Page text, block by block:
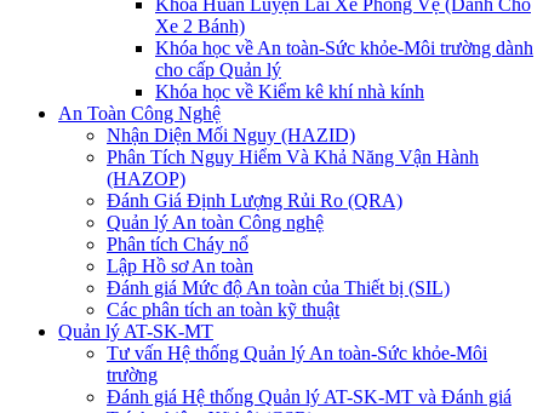
Khóa Huấn Luyện Lái Xe Phòng Vệ (Dành Cho
Xe 2 Bánh)
Khóa học về An toàn-Sức khỏe-Môi trường dành
cho cấp Quản lý
Khóa học về Kiểm kê khí nhà kính
An Toàn Công Nghệ
Nhận Diện Mối Nguy (HAZID)
Phân Tích Nguy Hiểm Và Khả Năng Vận Hành
(HAZOP)
Đánh Giá Định Lượng Rủi Ro (QRA)
Quản lý An toàn Công nghệ
Phân tích Cháy nổ
Lập Hồ sơ An toàn
Đánh giá Mức độ An toàn của Thiết bị (SIL)
Các phân tích an toàn kỹ thuật
Quản lý AT-SK-MT
Tư vấn Hệ thống Quản lý An toàn-Sức khỏe-Môi
trường
Đánh giá Hệ thống Quản lý AT-SK-MT và Đánh giá